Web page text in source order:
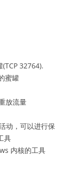
32764).
蜜罐
放流量
动，可以进行保
具
内核的工具